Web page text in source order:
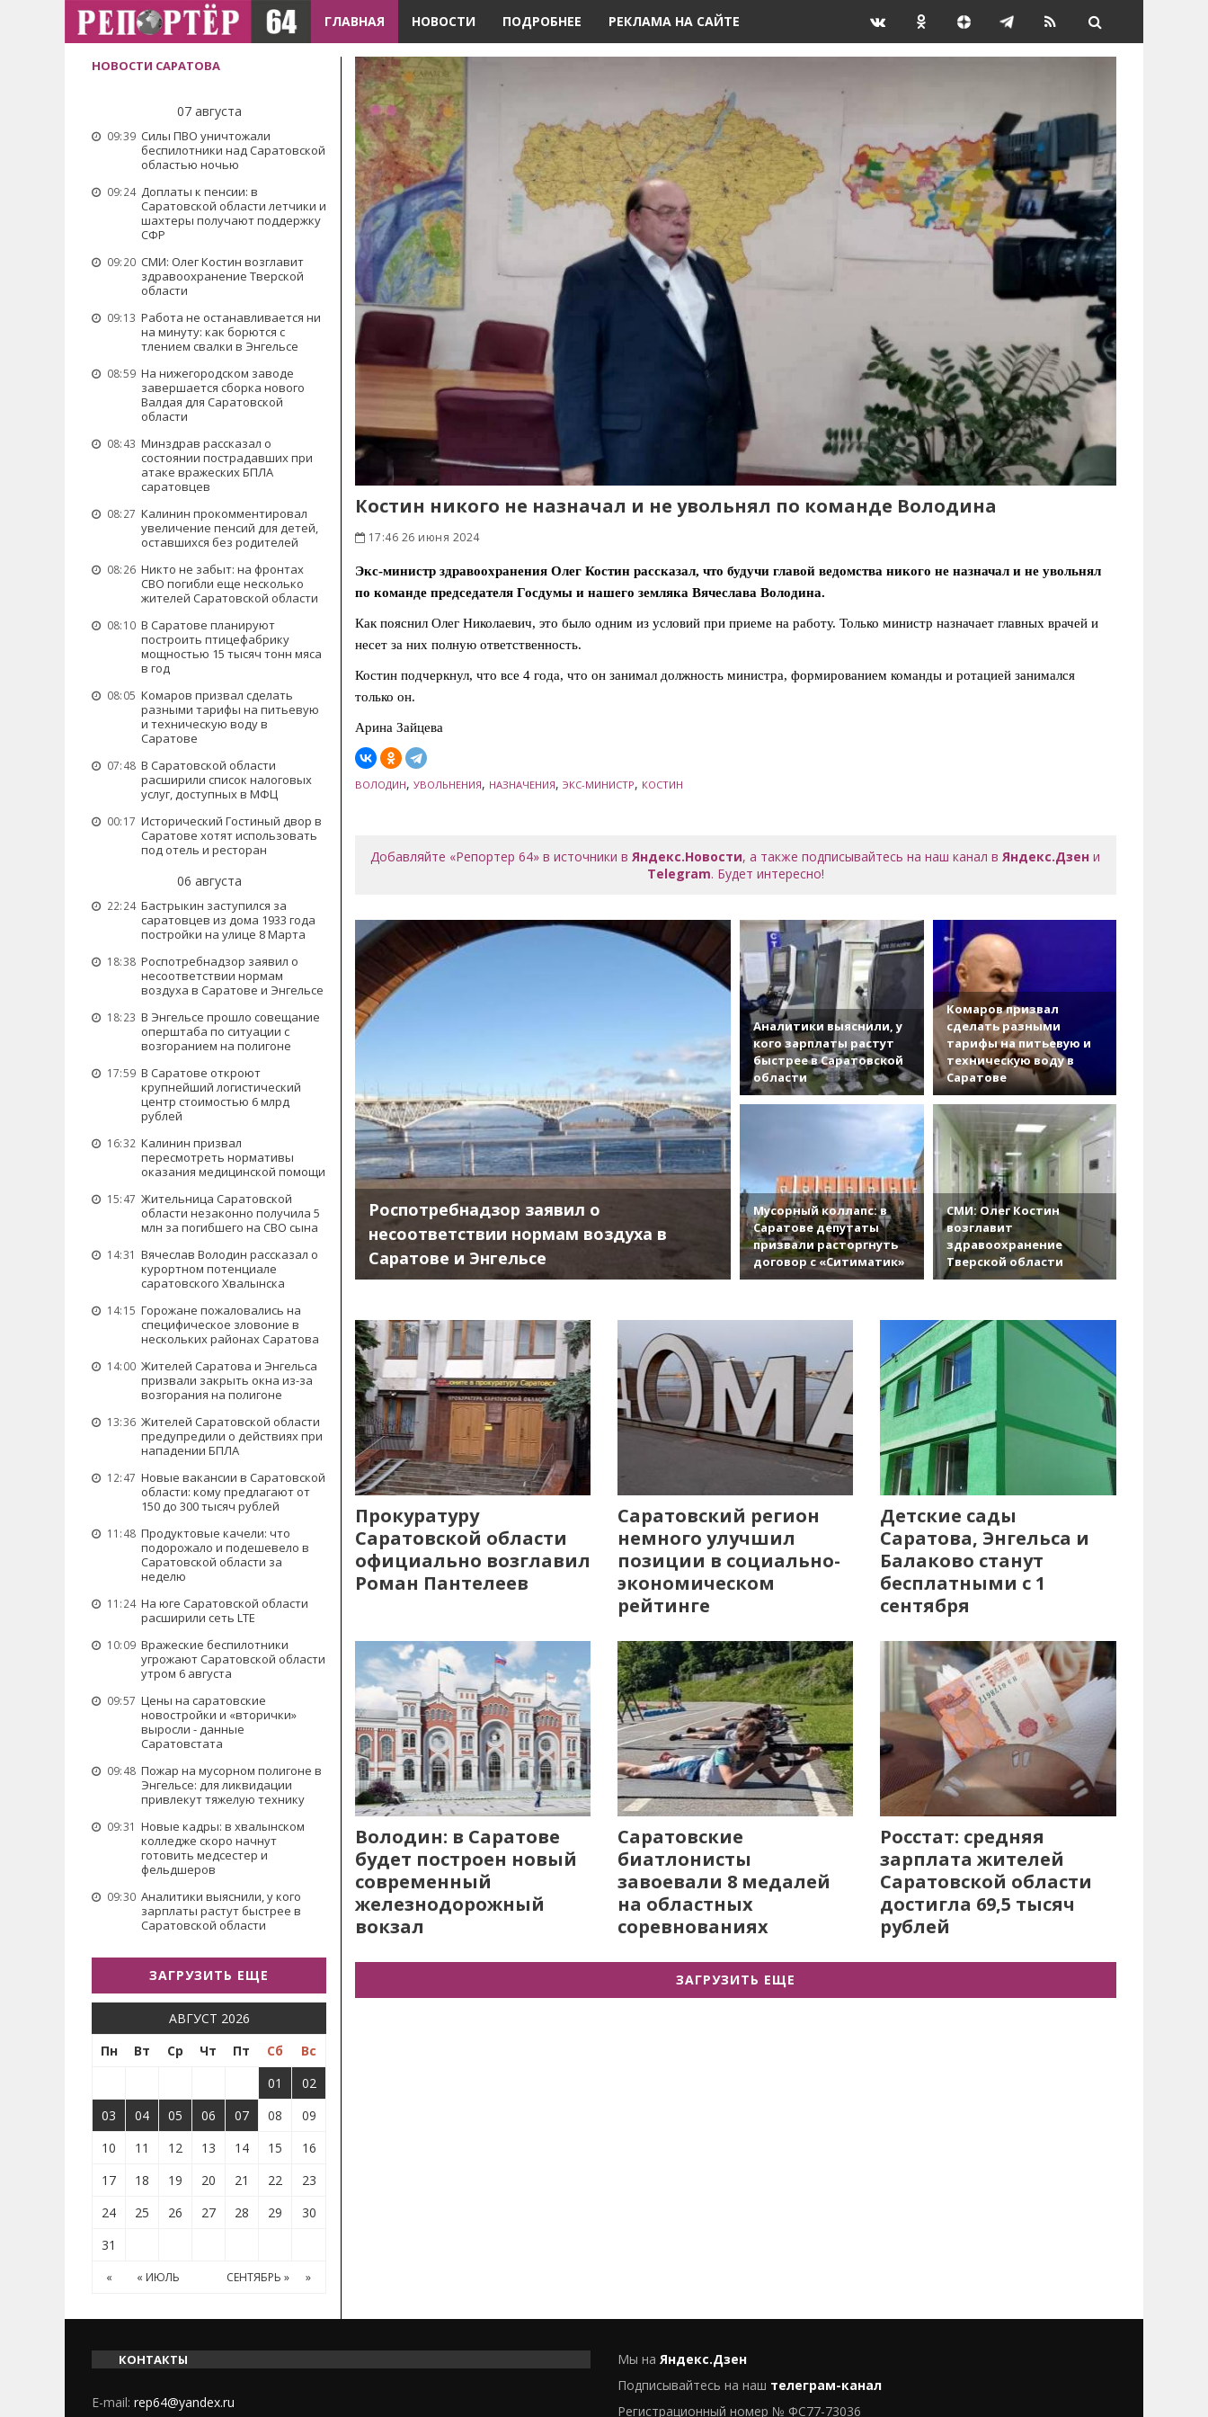
ГЛАВНАЯ НОВОСТИ ПОДРОБНЕЕ РЕКЛАМА НА САЙТЕ
НОВОСТИ САРАТОВА
07 августа
09:39 Силы ПВО уничтожали
беспилотники над Саратовской
областью ночью
09:24 Доплаты к пенсии: в
Саратовской области летчики и
шахтеры получают поддержку
СФР
09:20 СМИ: Олег Костин возглавит
здравоохранение Тверской
области
09:13 Работа не останавливается ни
на минуту: как борются с
тлением свалки в Энгельсе
08:59 На нижегородском заводе
завершается сборка нового
Валдая для Саратовской
области
08:43 Минздрав рассказал о
состоянии пострадавших при
атаке вражеских БПЛА
саратовцев
08:27 Калинин прокомментировал
увеличение пенсий для детей,
оставшихся без родителей
08:26 Никто не забыт: на фронтах
СВО погибли еще несколько
жителей Саратовской области
08:10 В Саратове планируют
построить птицефабрику
мощностью 15 тысяч тонн мяса
в год
08:05 Комаров призвал сделать
разными тарифы на питьевую
и техническую воду в
Саратове
07:48 В Саратовской области
расширили список налоговых
услуг, доступных в МФЦ
00:17 Исторический Гостиный двор в
Саратове хотят использовать
под отель и ресторан
06 августа
22:24 Бастрыкин заступился за
саратовцев из дома 1933 года
постройки на улице 8 Марта
18:38 Роспотребнадзор заявил о
несоответствии нормам
воздуха в Саратове и Энгельсе
18:23 В Энгельсе прошло совещание
оперштаба по ситуации с
возгоранием на полигоне
17:59 В Саратове откроют
крупнейший логистический
центр стоимостью 6 млрд
рублей
16:32 Калинин призвал
пересмотреть нормативы
оказания медицинской помощи
15:47 Жительница Саратовской
области незаконно получила 5
млн за погибшего на СВО сына
14:31 Вячеслав Володин рассказал о
курортном потенциале
саратовского Хвалынска
14:15 Горожане пожаловались на
специфическое зловоние в
нескольких районах Саратова
14:00 Жителей Саратова и Энгельса
призвали закрыть окна из-за
возгорания на полигоне
13:36 Жителей Саратовской области
предупредили о действиях при
нападении БПЛА
12:47 Новые вакансии в Саратовской
области: кому предлагают от
150 до 300 тысяч рублей
11:48 Продуктовые качели: что
подорожало и подешевело в
Саратовской области за
неделю
11:24 На юге Саратовской области
расширили сеть LTE
10:09 Вражеские беспилотники
угрожают Саратовской области
утром 6 августа
09:57 Цены на саратовские
новостройки и «вторички»
выросли - данные
Саратовстата
09:48 Пожар на мусорном полигоне в
Энгельсе: для ликвидации
привлекут тяжелую технику
09:31 Новые кадры: в хвалынском
колледже скоро начнут
готовить медсестер и
фельдшеров
09:30 Аналитики выяснили, у кого
зарплаты растут быстрее в
Саратовской области
ЗАГРУЗИТЬ ЕЩЕ
АВГУСТ 2026
Пн
Вт Ср Чт Пт Сб
Вс
01
02
03
04 05 06 07 08
09
10
11 12 13 14 15
16
17
18 19 20 21 22
23
24
25 26 27 28 29
30
31
« « ИЮЛЬ СЕНТЯБРЬ » »
Костин никого не назначал и не увольнял по команде Володина
17:46 26 июня 2024
Экс-министр здравоохранения Олег Костин рассказал, что будучи главой ведомства никого не назначал и не увольнял
по команде председателя Госдумы и нашего земляка Вячеслава Володина.
Как пояснил Олег Николаевич, это было одним из условий при приеме на работу. Только министр назначает главных врачей и
несет за них полную ответственность.
Костин подчеркнул, что все 4 года, что он занимал должность министра, формированием команды и ротацией занимался
только он.
Арина Зайцева
ВОЛОДИН, УВОЛЬНЕНИЯ, НАЗНАЧЕНИЯ, ЭКС-МИНИСТР, КОСТИН
Добавляйте «Репортер 64» в источники вЯндекс.Новости, а также подписывайтесь на наш канал вЯндекс.Дзен и
Telegram. Будет интересно!
Роспотребнадзор заявил о
несоответствии нормам воздуха в
Саратове и Энгельсе
Аналитики выяснили, у
кого зарплаты растут
быстрее в Саратовской
области
Комаров призвал
сделать разными
тарифы на питьевую и
техническую воду в
Саратове
Мусорный коллапс: в
Саратове депутаты
призвали расторгнуть
договор с «Ситиматик»
СМИ: Олег Костин
возглавит
здравоохранение
Тверской области
Прокуратуру
Саратовской области
официально возглавил
Роман Пантелеев
Саратовский регион
немного улучшил
позиции в социально-
экономическом
рейтинге
Детские сады
Саратова, Энгельса и
Балаково станут
бесплатными с 1
сентября
Володин: в Саратове
будет построен новый
современный
железнодорожный
вокзал
Саратовские
биатлонисты
завоевали 8 медалей
на областных
соревнованиях
Росстат: средняя
зарплата жителей
Саратовской области
достигла 69,5 тысяч
рублей
ЗАГРУЗИТЬ ЕЩЕ
КОНТАКТЫ
E-mail: rep64@yandex.ru
Мы на Яндекс.Дзен
Подписывайтесь на наш телеграм-канал
Регистрационный номер № ФС77-73036